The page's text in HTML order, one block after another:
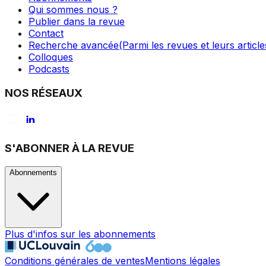
Qui sommes nous ?
Publier dans la revue
Contact
Recherche avancée(Parmi les revues et leurs
Colloques
Podcasts
NOS RÉSEAUX
S'ABONNER À LA REVUE
Abonnements
Plus d'infos sur les abonnements
Conditions générales de ventesMentions légales